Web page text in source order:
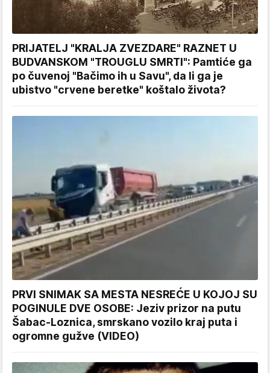
PRIJATELJ "KRALJA ZVEZDARE" RAZNET U
BUDVANSKOM "TROUGLU SMRTI": Pamtiće ga
po čuvenoj "Bačimo ih u Savu", da li ga je
ubistvo "crvene beretke" koštalo života?
PRVI SNIMAK SA MESTA NESREĆE U KOJOJ SU
POGINULE DVE OSOBE: Jeziv prizor na putu
Šabac-Loznica, smrskano vozilo kraj puta i
ogromne gužve (VIDEO)